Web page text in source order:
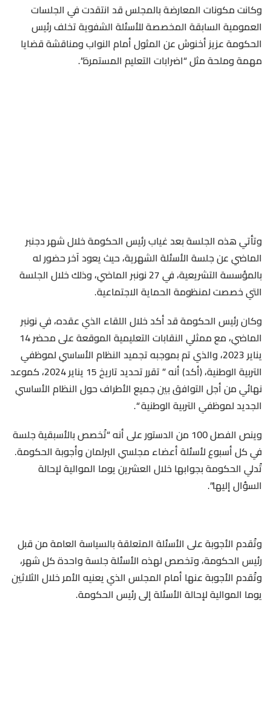
وكانت مكونات المعارضة بالمجلس قد انتقدت في الجلسات
العمومية السابقة المخصصة للأسئلة الشفوية تخلف رئيس
الحكومة عزيز أخنوش عن المثول أمام النواب ومناقشة قضايا
مهمة وملحة مثل “اضرابات التعليم المستمرة”.
وتأتي هذه الجلسة بعد غياب رئيس الحكومة خلال شهر دجنبر
الماضي عن جلسة الأسئلة الشهرية، حيث يعود آخر حضور له
بالمؤسسة التشريعية، في 27 نونبر الماضي، وذلك خلال الجلسة
التي خصصت لمنظومة الحماية الاجتماعية.
وكان رئيس الحكومة قد أكد خلال اللقاء الذي عقده، في نونبر
الماضي، مع ممثلي النقابات التعليمية الموقعة على محضر 14
يناير 2023، والذي تم بموجبه تجميد النظام الأساسي لموظفي
التربية الوطنية، (أكد) أنه ” تقرر تحديد تاريخ 15 يناير 2024، كموعد
نهائي من أجل التوافق بين جميع الأطراف حول النظام الأساسي
الجديد لموظفي التربية الوطنية “.
وينص الفصل 100 من الدستور على أنه “تُخصص بالأسبقية جلسة
في كل أسبوع لأسئلة أعضاء مجلسي البرلمان وأجوبة الحكومة.
تُدلي الحكومة بجوابها خلال العشرين يوما الموالية لإحالة
السؤال إليها”.
وتُقدم الأجوبة على الأسئلة المتعلقة بالسياسة العامة من قبل
رئيس الحكومة، وتخصص لهذه الأسئلة جلسة واحدة كل شهر،
وتُقدم الأجوبة عنها أمام المجلس الذي يعنيه الأمر خلال الثلاثين
يوما الموالية لإحالة الأسئلة إلى رئيس الحكومة.